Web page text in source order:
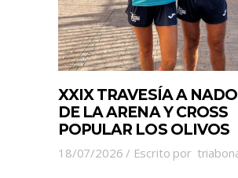
XXIX TRAVESÍA A
DE LA ARENA Y CROSS
POPULAR LOS OLIVOS
18/07/2026 Escrito por